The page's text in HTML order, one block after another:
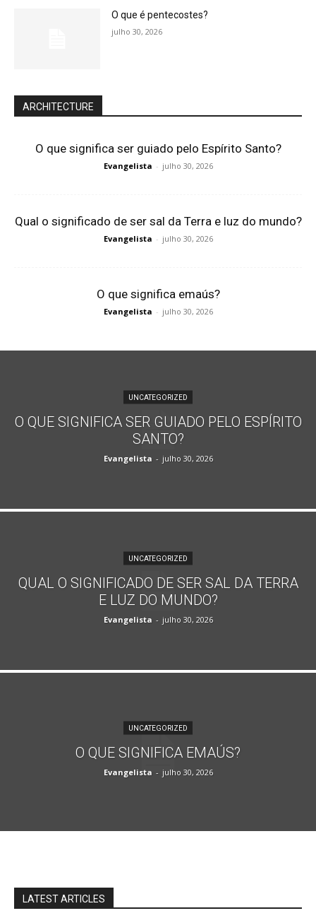
O que é pentecostes?
julho 30, 2026
ARCHITECTURE
O que significa ser guiado pelo Espírito Santo?
Evangelista - julho 30, 2026
Qual o significado de ser sal da Terra e luz do mundo?
Evangelista - julho 30, 2026
O que significa emaús?
Evangelista - julho 30, 2026
UNCATEGORIZED
O QUE SIGNIFICA SER GUIADO PELO ESPÍRITO
SANTO?
Evangelista - julho 30, 2026
UNCATEGORIZED
QUAL O SIGNIFICADO DE SER SAL DA TERRA
E LUZ DO MUNDO?
Evangelista - julho 30, 2026
UNCATEGORIZED
O QUE SIGNIFICA EMAÚS?
Evangelista - julho 30, 2026
LATEST ARTICLES